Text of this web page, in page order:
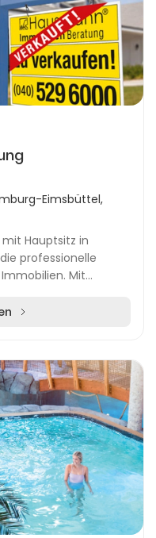
Eimsbüttel,
Hauptsitz in
professionelle
Mit